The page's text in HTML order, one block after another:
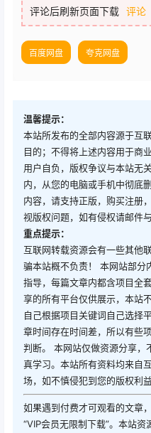
评论后刷新页面下载 评论
百度网盘 夸克网盘
温馨提示：
本站所发布的全部内容源于互
目的；不得将上述内容用于商
用户自负，版权争议与本站无
内，从您的电脑或手机中彻底
内容，请支持正版，购买注册
视版权问题，如有侵权请邮件
重点提示：
互联网转载资源会有一些其他
骗本站概不负责！ 本网站部分
指导，每篇文章内都含项目全
享的所有平台仅供展示，本站
自己根据项目关键词自己选择
章时间存在时间差，所以有些
判断。 本网站仅做资源分享，
真学习。本站所有资料均来自
场，如不慎侵犯到您的版权利
如果遇到付费才可观看的文章
“VIP会员无限制下载”。本站